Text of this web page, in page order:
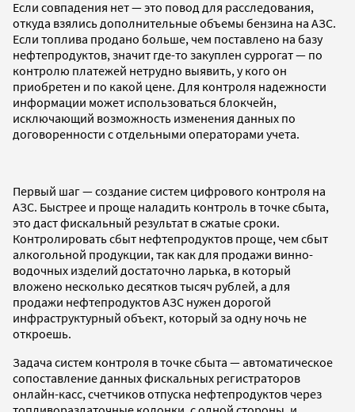
Если совпадения нет — это повод для расследования,
откуда взялись дополнительные объемы бензина на АЗС.
Если топлива продано больше, чем поставлено на базу
нефтепродуктов, значит где-то закуплен суррогат — по
контролю платежей нетрудно выявить, у кого он
приобретен и по какой цене. Для контроля надежности
информации может использоваться блокчейн,
исключающий возможность изменения данных по
договоренности с отдельными операторами учета.
Первый шаг — создание систем цифрового контроля на
АЗС. Быстрее и проще наладить контроль в точке сбыта,
это даст фискальный результат в сжатые сроки.
Контролировать сбыт нефтепродуктов проще, чем сбыт
алкогольной продукции, так как для продажи винно-
водочных изделий достаточно ларька, в который
вложено несколько десятков тысяч рублей, а для
продажи нефтепродуктов АЗС нужен дорогой
инфраструктурный объект, который за одну ночь не
откроешь.
Задача систем контроля в точке сбыта — автоматическое
сопоставление данных фискальных регистраторов
онлайн-касс, счетчиков отпуска нефтепродуктов через